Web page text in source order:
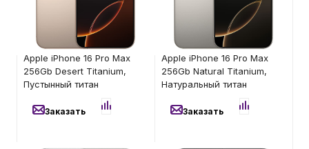
Для дома и дачи
использовать RuStore
97 900
Apple iPhone 16 Pro Max
256Gb Desert Titanium,
Пустынный титан
Заказать
использовать RuStore
101 100
Apple iPhone 16 Pro Max
256Gb Natural Titanium,
Натуральный титан
Заказать